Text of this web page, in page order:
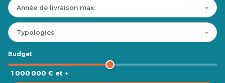
Budget
1 000 000 € et +